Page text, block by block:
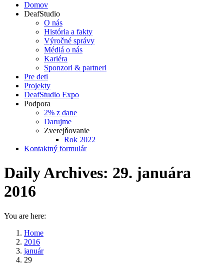
Domov
DeafStudio
O nás
História a fakty
Výročné správy
Médiá o nás
Kariéra
Sponzori & partneri
Pre deti
Projekty
DeafStudio Expo
Podpora
2% z dane
Darujme
Zverejňovanie
Rok 2022
Kontaktný formulár
Daily Archives: 29. januára
2016
You are here:
Home
2016
január
29